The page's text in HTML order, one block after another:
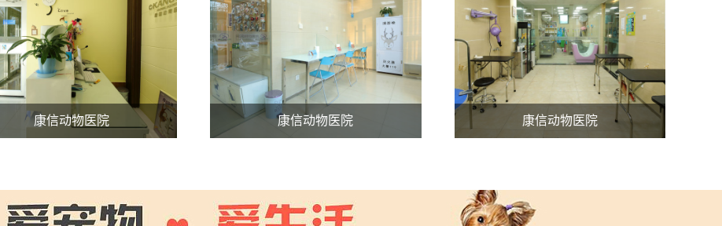
康信动物医院 康信动物医院 康信动物医院